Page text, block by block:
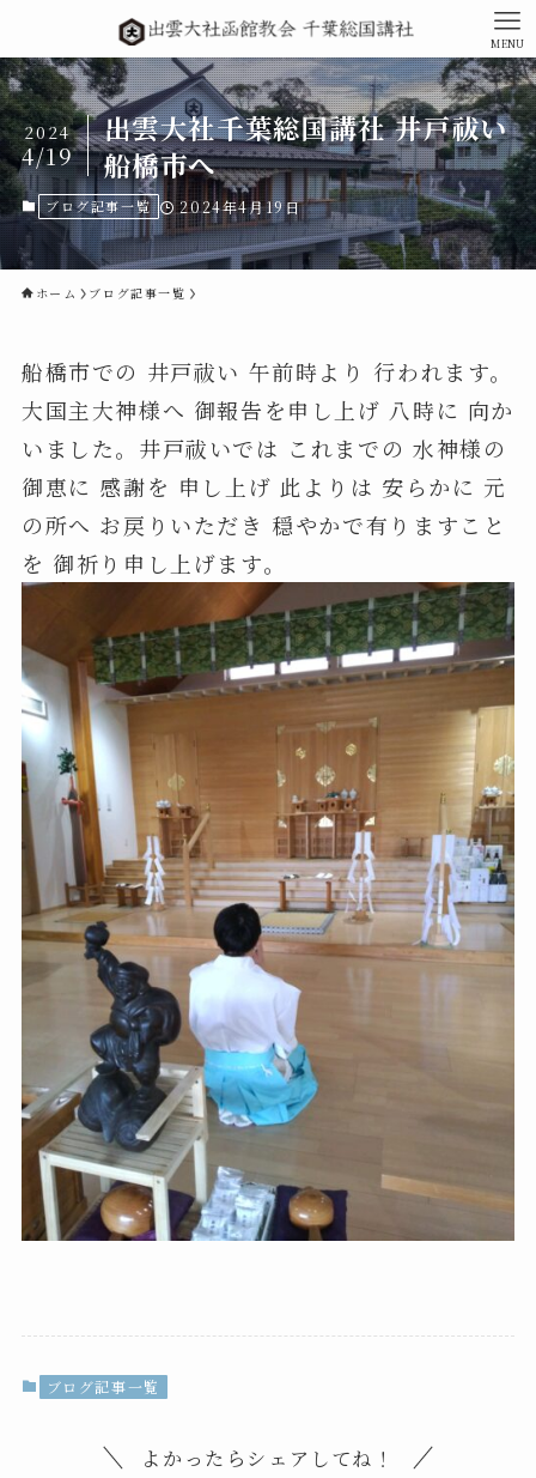
MENU
出雲大社千葉総国講社 井戸祓い
船橋市へ
2024
4/19
ブログ記事一覧 2024年4月19日
ホーム ブログ記事一覧
船橋市での 井戸祓い 午前時より 行われます。
大国主大神様へ 御報告を申し上げ 八時に 向か
いました。井戸祓いでは これまでの 水神様の
御恵に 感謝を 申し上げ 此よりは 安らかに 元
の所へ お戻りいただき 穏やかで有りますこと
を 御祈り申し上げます。
ブログ記事一覧
よかったらシェアしてね！